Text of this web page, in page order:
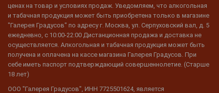
ценах на товар и условиях продаж. Уведомляем, что алкогольная
и табачная продукция может быть приобретена только в магазине
"Галерея Градусов" по адресу г. Москва, ул. Серпуховский вал, д. 5
ежедневно, с 10:00-22:00 Дистанционная продажа и доставка не
осуществляется. Алкогольная и табачная продукция может быть
получена и оплачена на кассе магазина Галерея Градусов. При
себе иметь паспорт подтверждающий совершеннолетие. (Старше
18 лет)
ООО "Галерея Градусов", ИНН 7725501624, является